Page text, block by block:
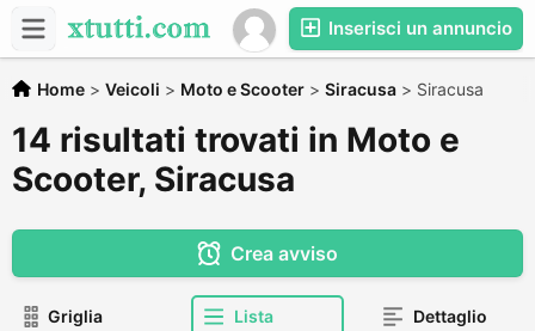
Inserisci un annuncio
Home > Veicoli > Moto e Scooter > Siracusa > Siracusa
14 risultati trovati in Moto e
Scooter, Siracusa
Crea avviso
Griglia Lista Dettaglio